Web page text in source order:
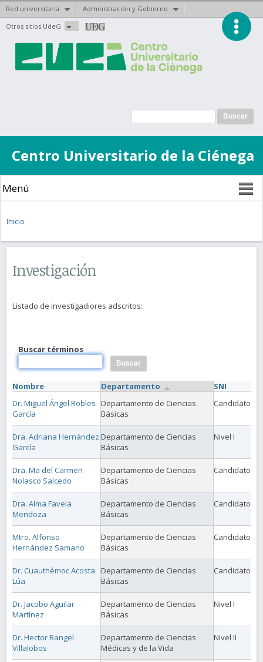
Red universitaria
Administración y Gobierno
Otros sitios UdeG
Pasar al
contenido
principal
Formulario de
Buscar
Centro Universitario de la Ciénega
Se encuentra usted aquí
Inicio
Investigación
Listado de investigadiores adscritos:
Buscar términos
Nombre Departamento
SNI
Dr. Miguel Ángel Robles
García
Departamento de Ciencias
Básicas
Candidato
Dra. Adriana Hernández
García
Departamento de Ciencias
Básicas
Nivel I
Dra. Ma del Carmen
Nolasco Salcedo
Departamento de Ciencias
Básicas
Candidato
Dra. Alma Favela
Mendoza
Departamento de Ciencias
Básicas
Candidato
Mtro. Alfonso
Hernández Samano
Departamento de Ciencias
Básicas
Candidato
Dr. Cuauthémoc Acosta
Lúa
Departamento de Ciencias
Básicas
Candidato
Dr. Jacobo Aguilar
Martínez
Departamento de Ciencias
Básicas
Nivel I
Dr. Hector Rangel
Villalobos
Departamento de Ciencias
Médicas y de la Vida
Nivel II